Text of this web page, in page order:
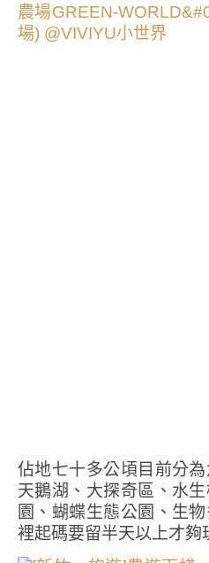
佔地七十多公頃目前分
天鵝湖、大探奇區、水
園、蝴蝶生態公園、生
裡起碼要留半天以上才夠